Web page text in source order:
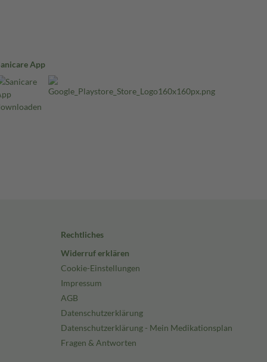
App
Rechtliches
Widerruf erklären
Cookie-Einstellungen
Impressum
AGB
Datenschutzerklärung
Datenschutzerklärung - Mein Medikationsplan
Fragen & Antworten